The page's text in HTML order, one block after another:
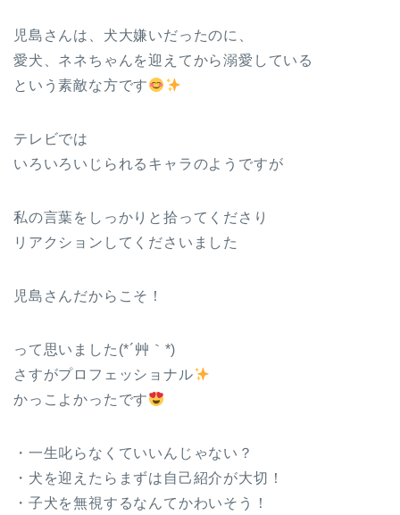
児島さんは、犬大嫌いだったのに、
愛犬、ネネちゃんを迎えてから溺愛している
という素敵な方です
テレビでは
いろいろいじられるキャラのようですが
私の言葉をしっかりと拾ってくださり
リアクションしてくださいました
児島さんだからこそ！
って思いました(*´艸｀*)
さすがプロフェッショナル
かっこよかったです
・一生叱らなくていいんじゃない？
・犬を迎えたらまずは自己紹介が大切！
・子犬を無視するなんてかわいそう！